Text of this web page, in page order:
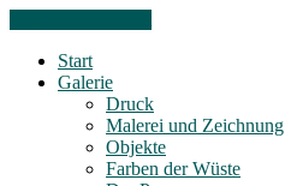
Start
Galerie
Druck
Malerei und Zeichnung
Objekte
Farben der Wüste